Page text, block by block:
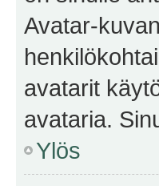
Avatar-
avatarit
avataria.
Ylös